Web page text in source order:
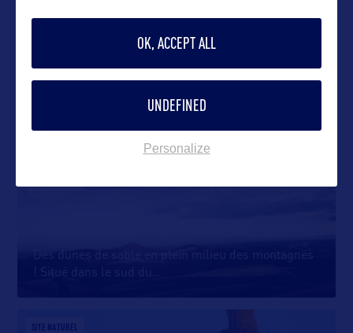
DANS LA MÊME CATEGORIE
Des dunes de sable en plein milieu des montagnes
! Situé dans le sud du
SITE NATUREL
OK, ACCEPT ALL
UNDEFINED
Personalize